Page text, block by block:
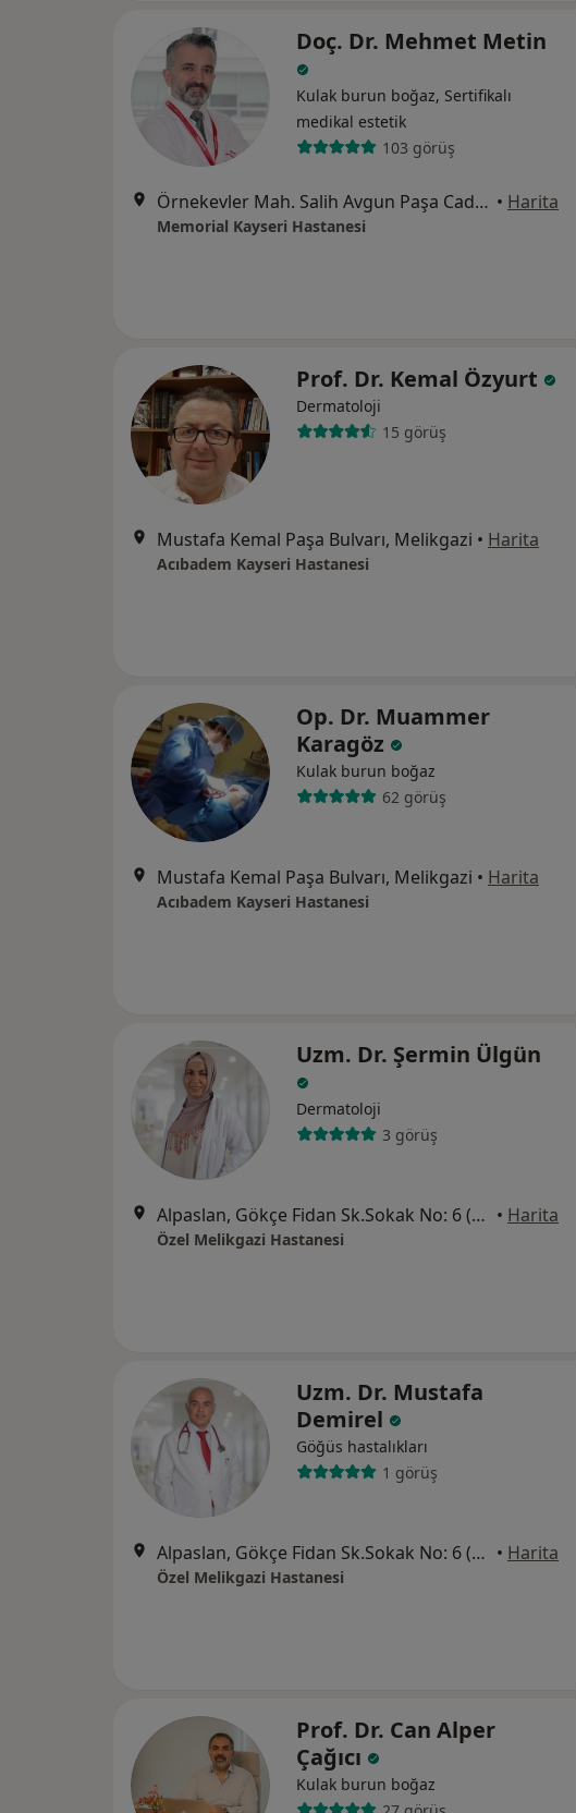
Doç. Dr. Mehmet Metin
Kulak burun boğaz, Sertifikalı
medikal estetik
103 görüş
Örnekevler Mah. Salih Avgun Paşa Cad, Temizel Sk. Sayı: 13, 38010, Kayseri • Harita
Memorial Kayseri Hastanesi
Prof. Dr. Kemal Özyurt
Dermatoloji
15 görüş
Mustafa Kemal Paşa Bulvarı, Melikgazi • Harita
Acıbadem Kayseri Hastanesi
Op. Dr. Muammer
Karagöz
Kulak burun boğaz
62 görüş
Mustafa Kemal Paşa Bulvarı, Melikgazi • Harita
Acıbadem Kayseri Hastanesi
Uzm. Dr. Şermin Ülgün
Dermatoloji
3 görüş
Alpaslan, Gökçe Fidan Sk.Sokak No: 6 (Kayseripark AVM arkası), Melikgazi • Harita
Özel Melikgazi Hastanesi
Uzm. Dr. Mustafa
Demirel
Göğüs hastalıkları
1 görüş
Alpaslan, Gökçe Fidan Sk.Sokak No: 6 (Kayseripark AVM arkası), Melikgazi • Harita
Özel Melikgazi Hastanesi
Prof. Dr. Can Alper
Çağıcı
Kulak burun boğaz